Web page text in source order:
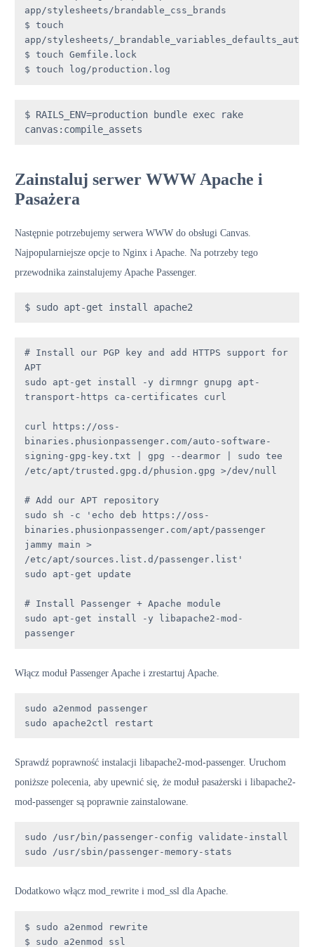
app/stylesheets/brandable_css_brands
$ touch
app/stylesheets/
$ touch Gemfile.lock
$ touch log/production.log
$ RAILS_ENV=production bundle exec rake
canvas:compile_assets
Zainstaluj serwer WWW Apache i
Pasażera
Następnie potrzebujemy serwera WWW do obsługi Canvas.
Najpopularniejsze opcje to Nginx i Apache. Na potrzeby tego
przewodnika zainstalujemy Apache Passenger.
# Install our PGP key and add HTTPS support for
APT
sudo apt-get install -y dirmngr gnupg apt-
transport-https ca-certificates curl
curl https://oss-
binaries.phusionpassenger.com/auto-software-
signing-gpg-key.txt | gpg --dearmor | sudo tee
/etc/apt/trusted.gpg.d/phusion.gpg >/dev/null
# Add our APT repository
sudo sh -c 'echo deb https://oss-
binaries.phusionpassenger.com/apt/passenger
jammy main >
/etc/apt/sources.list.d/passenger.list'
sudo apt-get update
# Install Passenger + Apache module
sudo apt-get install -y libapache2-mod-
passenger
Włącz moduł Passenger Apache i zrestartuj Apache.
sudo a2enmod passenger
sudo apache2ctl restart
Sprawdź poprawność instalacji libapache2-mod-passenger. Uruchom
poniższe polecenia, aby upewnić się, że moduł pasażerski i libapache2-
mod-passenger są poprawnie zainstalowane.
sudo /usr/bin/passenger-config validate-install
sudo /usr/sbin/passenger-memory-stats
Dodatkowo włącz mod_rewrite i mod_ssl dla Apache.
$ sudo a2enmod rewrite
$ sudo a2enmod ssl